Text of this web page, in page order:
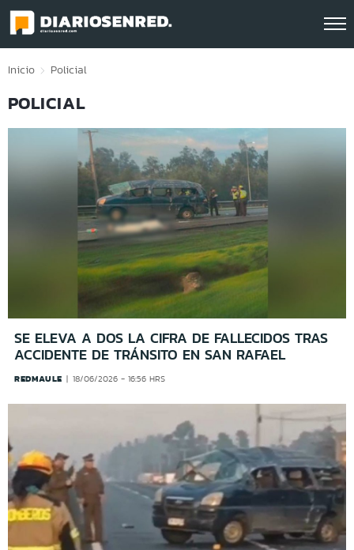
Click acá para ir directamente al contenido
Inicio Policial
POLICIAL
SE ELEVA A DOS LA CIFRA DE FALLECIDOS TRAS
ACCIDENTE DE TRÁNSITO EN SAN RAFAEL
REDMAULE 18/06/2026 - 16:56 HRS